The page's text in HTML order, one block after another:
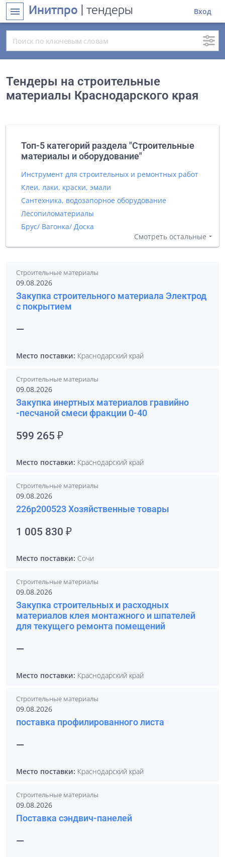
menu Инитпро | тендеры Вход
Тендеры на строительные
материалы Краснодарского края
Топ-5 категорий раздела "Строительные
материалы и оборудование"
Инструмент для строительных и ремонтных работ
Клеи, лаки, краски, эмали
Сантехника, водозапорное оборудование
Лесопиломатериалы
Брус/ Вагонка/ Доска
Смотреть остальные
Строительные материалы
09.08.2026
Закупка строительного материала Электрод
с покрытием
—
Место поставки: Краснодарский край
Строительные материалы
09.08.2026
Закупка инертных материалов гравийно
-песчаной смеси фракции 0-40
599 265 ₽
Место поставки: Краснодарский край
Строительные материалы
09.08.2026
226p200523 Хозяйственные товары
1 005 830 ₽
Место поставки: Сочи
Строительные материалы
09.08.2026
Закупка строительных и расходных
материалов клея монтажного и шпателей
для текущего ремонта помещений
—
Место поставки: Краснодарский край
Строительные материалы
09.08.2026
поставка профилированного листа
—
Место поставки: Краснодарский край
Строительные материалы
09.08.2026
Поставка сэндвич-панелей
—